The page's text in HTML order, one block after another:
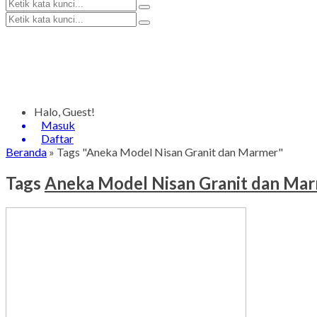
Halo, Guest!
Masuk
Daftar
Beranda » Tags "Aneka Model Nisan Granit dan Marmer"
Tags Aneka Model Nisan Granit dan